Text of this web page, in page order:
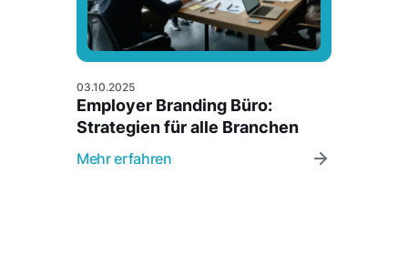
03.10.2025
Employer Branding Büro:
Strategien für alle Branchen
Mehr erfahren